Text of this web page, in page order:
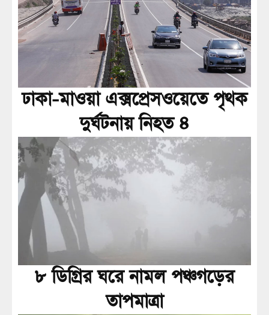
ঢাকা-মাওয়া এক্সপ্রেসওয়েতে পৃথক
দুর্ঘটনায় নিহত ৪
৮ ডিগ্রির ঘরে নামল পঞ্চগড়ের
তাপমাত্রা